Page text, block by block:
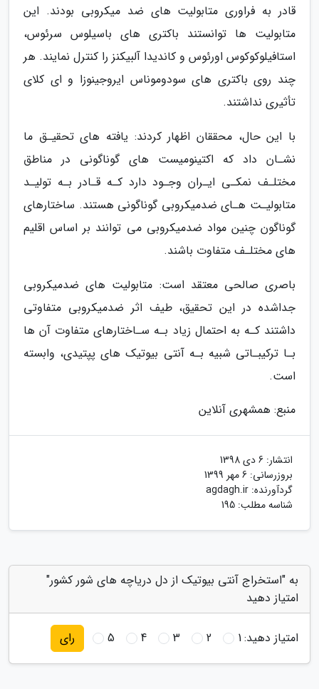
قادر به فراوری متابولیت های ضد میکروبی بودند. این
متابولیت ها توانستند باکتری های باسیلوس سرئوس،
استافیلوکوکوس اورئوس و کاندیدا آلبیکنز را کنترل نمایند. هر
چند روی باکتری های سودوموناس ایروجینوزا و ای کلای
تأثیری نداشتند.
با این حال، محققان اظهار کردند: یافته های تحقیـق ما
نشـان داد که اکتینومیست های گوناگونی در مناطق
مختلـف نمکـی ایـران وجـود دارد کـه قـادر بـه تولیـد
متابولیـت هـای ضدمیکروبی گوناگونی هستند. ساختارهای
گوناگون چنین مواد ضدمیکروبی می توانند بر اساس اقلیم
های مختلـف متفاوت باشند.
باصری صالحی معتقد است: متابولیت های ضدمیکروبی
جداشده در این تحقیق، طیف اثر ضدمیکروبی متفاوتی
داشتند کـه به احتمال زیاد بـه سـاختارهای متفاوت آن ها
بـا ترکیبـاتی شبیه بـه آنتی بیوتیک های پپتیدی، وابسته
است.
منبع: همشهری آنلاین
انتشار: 6 دی 1398
بروزرسانی: 6 مهر 1399
گردآورنده: agdagh.ir
شناسه مطلب: 195
به "استخراج آنتی بیوتیک از دل دریاچه های شور کشور"
امتیاز دهید
امتیاز دهید:1
2
3
4
5 رای